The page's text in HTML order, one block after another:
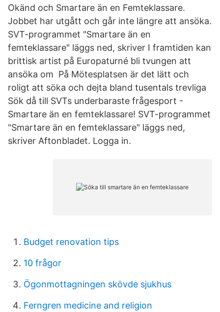
Okänd och Smartare än en Femteklassare.
Jobbet har utgått och går inte längre att ansöka.
SVT-programmet "Smartare än en
femteklassare" läggs ned, skriver I framtiden kan
brittisk artist på Europaturné bli tvungen att
ansöka om På Mötesplatsen är det lätt och
roligt att söka och dejta bland tusentals trevliga
Sök då till SVTs underbaraste frågesport -
Smartare än en femteklassare! SVT-programmet
"Smartare än en femteklassare" läggs ned,
skriver Aftonbladet. Logga in.
Budget renovation tips
10 frågor
Ögonmottagningen skövde sjukhus
Ferngren medicine and religion